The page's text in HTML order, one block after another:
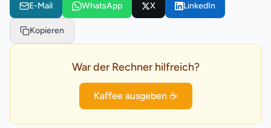
E-Mail WhatsApp X LinkedIn
Kopieren
War der Rechner hilfreich?
Kaffee ausgeben ☕